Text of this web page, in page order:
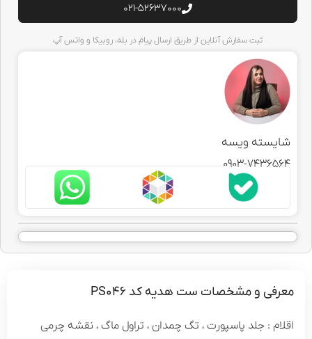
021-52637000
ثبت سفارش آنلاین از طریق ارسال پیام در بله، روبیکا و واتس آپ
شایسته ویسه
0903-7436564
معرفی و مشخصات ست هدیه کد PS046
اقلام : جلد پاسپورت ، تگ چمدان ، تراول ماگ ، نقشه چرمی